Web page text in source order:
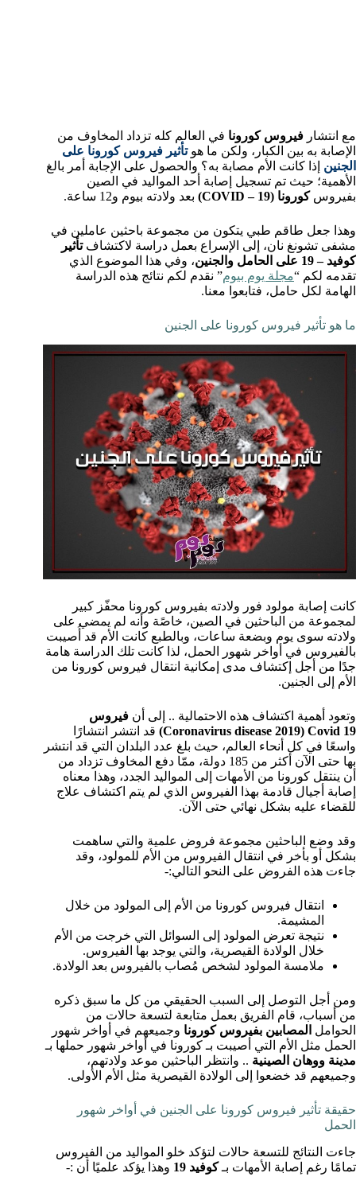
مع انتشار فيروس كورونا في العالم كله تزداد المخاوف من
الإصابة به بين الكبار، ولكن ما هوتأثير فيروس كورونا على
الجنين إذا كانت الأم مصابة به؟ والحصول على الإجابة أمر بالغ
الأهمية؛ حيث تم تسجيل إصابة أحد المواليد في الصين
بفيروسكورونا (COVID – 19) بعد ولادته بيوم و12 ساعة.
وهذا جعل طاقم طبي يتكون من مجموعة باحثين عاملين في
مشفى تشونغ نان، إلى الإسراع بعمل دراسة لاكتشافتأثير
كوفيد – 19 على الحامل والجنين
، وفي هذا الموضوع الذي
تقدمه لكم “مجلة يوم بيوم” نقدم لكم نتائج هذه الدراسة
الهامة لكل حامل، فتابعوا معنا.
ما هو تأثير فيروس كورونا على الجنين
كانت إصابة مولود فور ولادته بفيروس كورونا محفّز كبير
لمجموعة من الباحثين في الصين، خاصًة وأنه لم يمضي على
ولادته سوى يوم وبضعة ساعات، وبالطبع كانت الأم قد أُصيبت
بالفيروس في أواخر شهور الحمل، لذا كانت تلك الدراسة هامة
جدًا من أجل إكتشاف مدى إمكانية انتقال فيروس كورونا من
الأم إلى الجنين.
وتعود أهمية اكتشاف هذه الاحتمالية .. إلى أن فيروس
Coronavirus disease 2019) Covid 19) قد انتشر انتشارًا
واسعًا في كل أنحاء العالم، حيث بلغ عدد البلدان التي قد انتشر
بها حتى الآن أكثر من 185 دولة، ممّا دفع المخاوف تزداد من
أن ينتقل كورونا من الأمهات إلى المواليد الجدد، وهذا معناه
إصابة أجيال قادمة بهذا الفيروس الذي لم يتم اكتشاف علاج
للقضاء عليه بشكل نهائي حتى الآن.
وقد وضع الباحثين مجموعة فروض علمية والتي ساهمت
بشكل أو بأخر في انتقال الفيروس من الأم للمولود، وقد
جاءت هذه الفروض على النحو التالي:-
انتقال فيروس كورونا من الأم إلى المولود من خلال
المشيمة.
نتيجة تعرض المولود إلى السوائل التي خرجت من الأم
خلال الولادة القيصرية، والتي يوجد بها الفيروس.
ملامسة المولود لشخص مُصاب بالفيروس بعد الولادة.
ومن أجل التوصل إلى السبب الحقيقي من كل ما سبق ذكره
من أسباب، قام الفريق بعمل متابعة لتسعة حالات من
الحوامل المصابين بفيروس كورونا وجميعهم في أواخر شهور
الحمل مثل الأم التي أصيبت بـ كورونا في أواخر شهور حملها بـ
مدينة ووهان الصينية .. وانتظر الباحثين موعد ولادتهم،
وجميعهم قد خضعوا إلى الولادة القيصرية مثل الأم الأولى.
حقيقة تأثير فيروس كورونا على الجنين في أواخر شهور
الحمل
جاءت النتائج للتسعة حالات لتؤكد خلو المواليد من الفيروس
تمامًا رغم إصابة الأمهات بـكوفيد 19 وهذا يؤكد علميًا أن :-